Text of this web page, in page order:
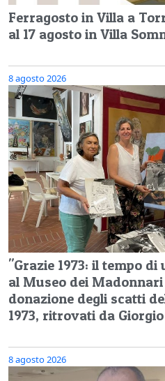
Ferragosto in Villa a
al 17 agosto in Villa
8 agosto 2026
"Grazie 1973: il tempo
al Museo dei
donazione degli scatti
1973, ritrovati da
8 agosto 2026